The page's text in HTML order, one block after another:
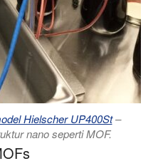
Hielscher UP400St–
nano seperti MOF.